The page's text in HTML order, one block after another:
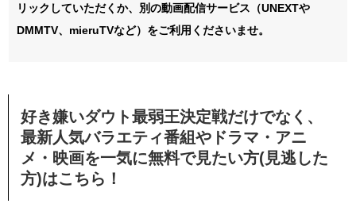
リックしていただくか、別の動画配信サービス（UNEXTや
DMMTV、mieruTVなど）をご利用くださいませ。
好き嫌いダウト最弱王決定戦だけでなく、
最新人気バラエティ番組やドラマ・アニ
メ・映画を一気に無料で見たい方(見逃した
方)はこちら！